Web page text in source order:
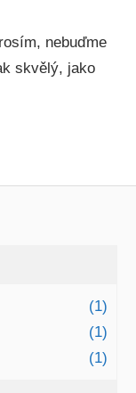
nebuďme
skvělý, jako
(1)
(1)
(1)